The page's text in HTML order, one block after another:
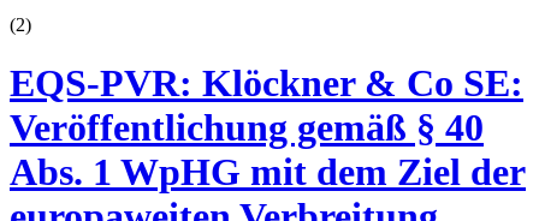
(2)
EQS-PVR: Klöckner & Co SE:
Veröffentlichung gemäß § 40
Abs. 1 WpHG mit dem Ziel der